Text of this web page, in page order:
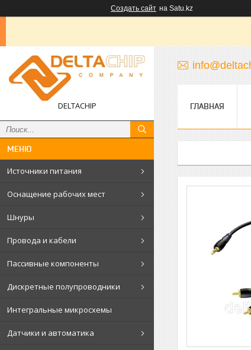
Создать сайт на Satu.kz
DELTACHIP
Источники питания
Оснащение рабочих мест
Шнуры
Провода и кабели
Пассивные компоненты
Дискретные полупроводники
Интегральные микросхемы
Датчики и автоматика
ГЛАВНАЯ